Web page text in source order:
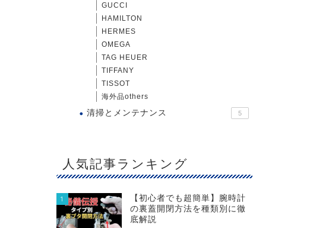
GUCCI
HAMILTON
HERMES
OMEGA
TAG HEUER
TIFFANY
TISSOT
海外品others
清掃とメンテナンス 5
人気記事ランキング
1
【初心者でも超簡単】腕時計
の裏蓋開閉方法を種類別に徹
底解説